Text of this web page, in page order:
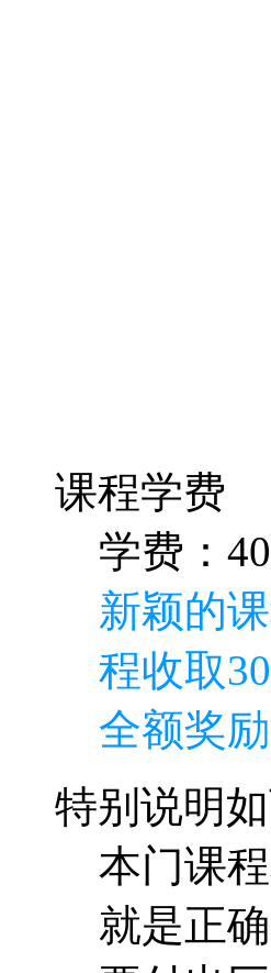
课程学费
学费：
新颖的
程收取
全额奖
特别说明
本门课
就是正